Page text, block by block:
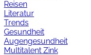
Reisen
Literatur
Trends
Gesundheit
Augengesundheit
Multitalent Zink